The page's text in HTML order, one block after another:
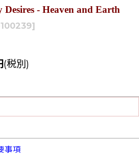
- Heaven and Earth
]
(税別)
事項